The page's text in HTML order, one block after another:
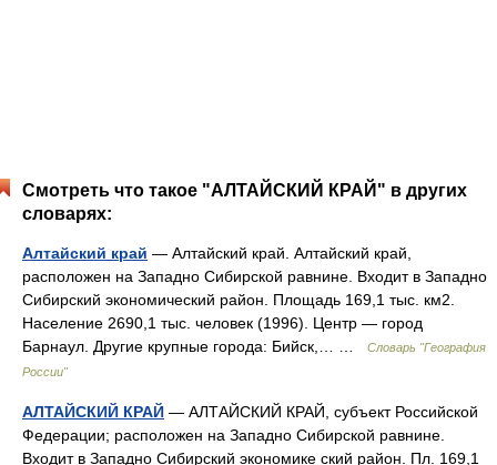
Смотреть что такое "АЛТАЙСКИЙ КРАЙ" в других
словарях:
Алтайский край — Алтайский край. Алтайский край,
расположен на Западно Сибирской равнине. Входит в Западно
Сибирский экономический район. Площадь 169,1 тыс. км2.
Население 2690,1 тыс. человек (1996). Центр — город
Барнаул. Другие крупные города: Бийск,… …
Словарь "География
России"
АЛТАЙСКИЙ КРАЙ — АЛТАЙСКИЙ КРАЙ, субъект Российской
Федерации; расположен на Западно Сибирской равнине.
Входит в Западно Сибирский экономике ский район. Пл. 169,1